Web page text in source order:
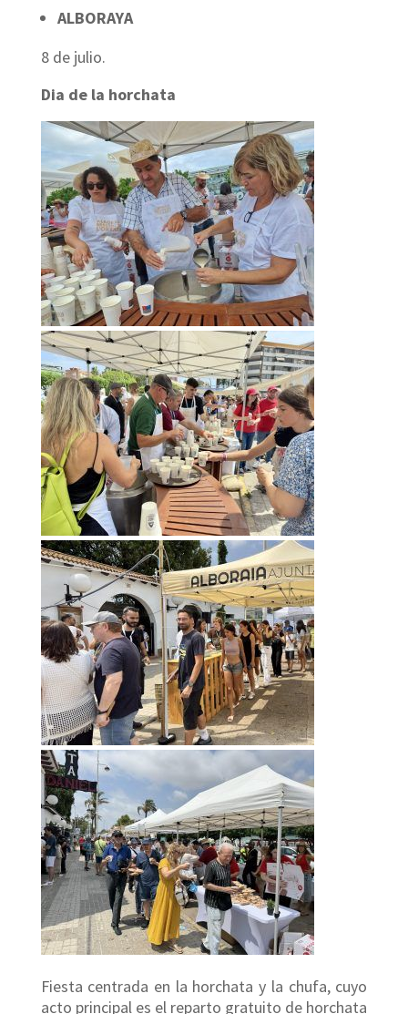
ALBORAYA
8 de julio.
Dia de la horchata
Fiesta centrada en la horchata y la chufa, cuyo
acto principal es el reparto gratuito de horchata